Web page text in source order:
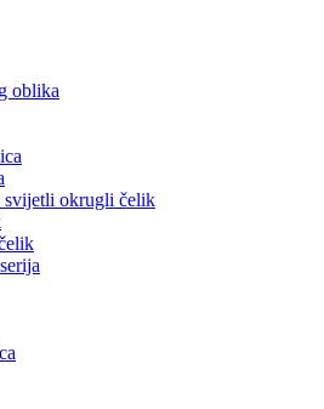
oblika
svijetli okrugli čelik